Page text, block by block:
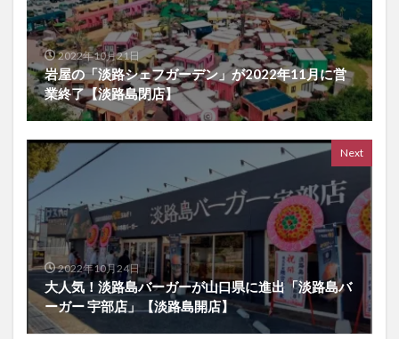
2022年10月21日
岩屋の「淡路シェフガーデン」が2022年11月に営
業終了【淡路島閉店】
Next
2022年10月24日
大人気！淡路島バーガーが山口県に進出「淡路島バ
ーガー 宇部店」【淡路島開店】